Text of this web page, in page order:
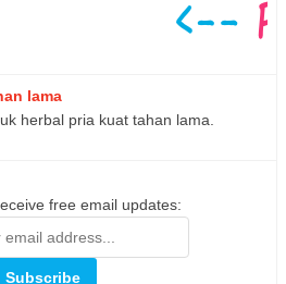
lama
herbal pria kuat tahan lama.
free email updates: